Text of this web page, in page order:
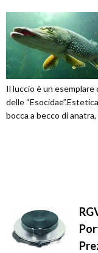
Il luccio è un esemplare
delle
bocca a becco di